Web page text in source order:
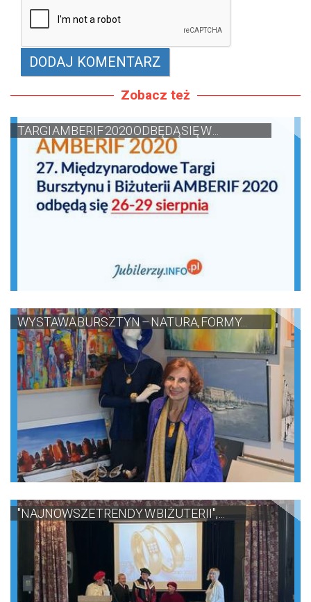
Zobacz też
TARGI AMBERIF 2020 ODBĘDĄ SIĘ W ...
WYSTAWA BURSZTYN – NATURA, FORMY...
"NAJNOWSZE TRENDY W BIŻUTERII", ...